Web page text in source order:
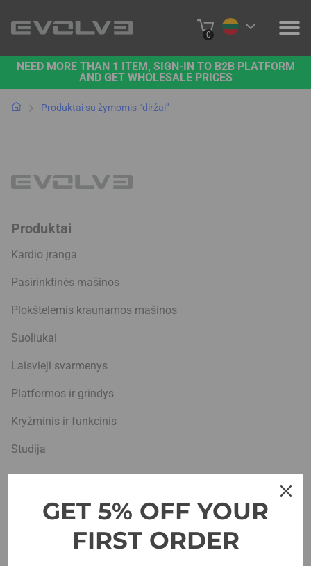
0
PRODUKTAI
PROJEKTAI
SUSISIEKITE SU MUMIS
NEED MORE THAN 1 ITEM, SIGN-IN TO B2B PLATFORM
AND GET WHOLESALE PRICES
Produktai su žymomis “diržai”
Produktai
Kardio įranga
Pasirinktinės mašinos
Plokštelėmis kraunamos mašinos
Suoliukai
Laisvieji svarmenys
Platformos ir grindys
Kryžminis ir funkcinis
Studija
ProjektaiGET 5% OFF YOUR
FIRST ORDER